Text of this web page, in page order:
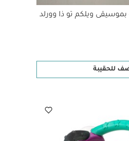
ويلكم تو ذا وورلد
للحقيبة